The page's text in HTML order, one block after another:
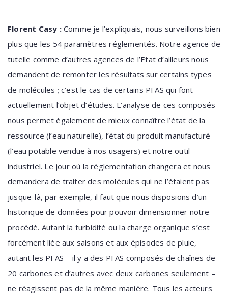
Florent Casy :Comme je l’expliquais, nous surveillons bien
plus que les 54 paramètres réglementés. Notre agence de
tutelle comme d’autres agences de l’Etat d’ailleurs nous
demandent de remonter les résultats sur certains types
de molécules ; c’est le cas de certains PFAS qui font
actuellement l’objet d’études. L’analyse de ces composés
nous permet également de mieux connaître l’état de la
ressource (l’eau naturelle), l’état du produit manufacturé
(l’eau potable vendue à nos usagers) et notre outil
industriel. Le jour où la réglementation changera et nous
demandera de traiter des molécules qui ne l’étaient pas
jusque-là, par exemple, il faut que nous disposions d’un
historique de données pour pouvoir dimensionner notre
procédé. Autant la turbidité ou la charge organique s’est
forcément liée aux saisons et aux épisodes de pluie,
autant les PFAS – il y a des PFAS composés de chaînes de
20 carbones et d’autres avec deux carbones seulement –
ne réagissent pas de la même manière. Tous les acteurs